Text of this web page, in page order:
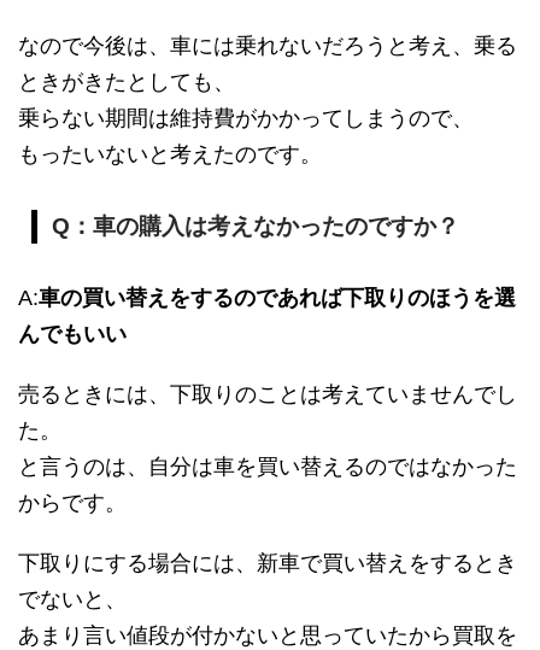
なので今後は、車には乗れないだろうと考え、乗る
ときがきたとしても、
乗らない期間は維持費がかかってしまうので、
もったいないと考えたのです。
Q：車の購入は考えなかったのですか？
A:車の買い替えをするのであれば下取りのほうを選
んでもいい
売るときには、下取りのことは考えていませんでし
た。
と言うのは、自分は車を買い替えるのではなかった
からです。
下取りにする場合には、新車で買い替えをするとき
でないと、
あまり言い値段が付かないと思っていたから買取を